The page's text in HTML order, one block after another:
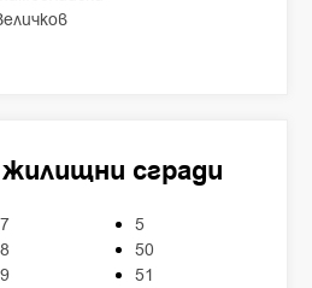
сгради
5
50
51